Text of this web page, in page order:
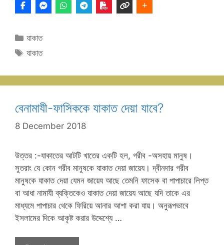
Categories
যাকাত
Tags
যাকাত
বেনামাযী-ফাসিককে যাকাত দেয়া যাবে?
8 December 2018
উত্তর :-যাকাতের আটটি খাতের একটি হল, গরীব -অসহায় মানুষ।
সুতরাং যে কোন গরীব মানুষকে যাকাত দেয়া জায়েয। দ্বীনদার গরীব
মানুষকে যাকাত দেয়া যেমন জায়েয আছে তেমনি ফাসেক বা পাপাচারে লিপ্ত
বা আধা নামাযী ব্যক্তিকেও যাকাত দেয়া জায়েয আছে যদি তাকে এর
মাধ্যমে পাপাচার থেকে ফিরিয়ে আনার আশা করা যায়। অনুরূপভাবে
ইসলামের দিকে আকৃষ্ট করার উদ্দেশ্যে …